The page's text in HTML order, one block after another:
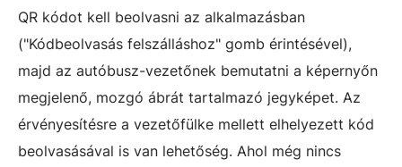
QR kódot kell beolvasni az alkalmazásban
("Kódbeolvasás felszálláshoz" gomb érintésével),
majd az autóbusz-vezetőnek bemutatni a képernyőn
megjelenő, mozgó ábrát tartalmazó jegyképet. Az
érvényesítésre a vezetőfülke mellett elhelyezett kód
beolvasásával is van lehetőség. Ahol még nincs